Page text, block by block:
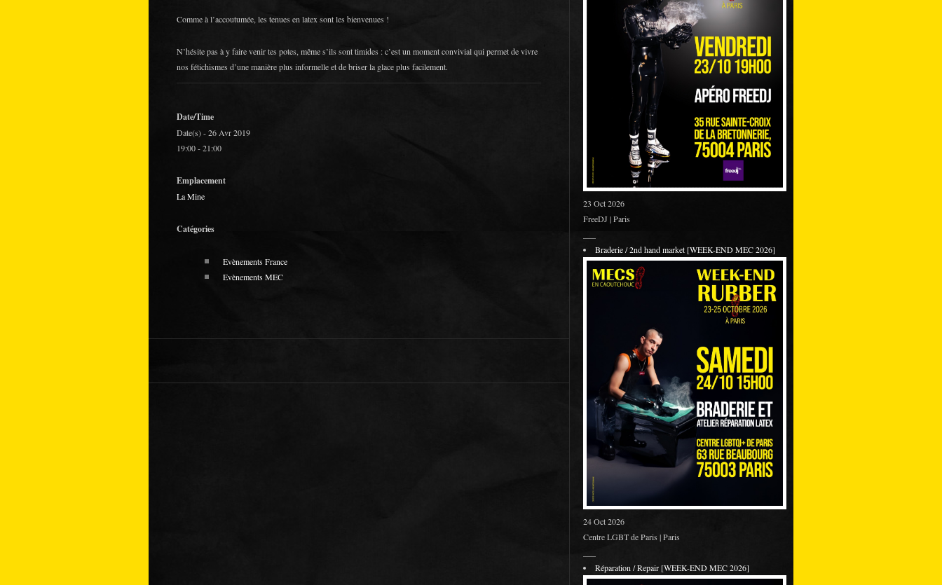
Comme à l’accoutumée, les tenues en latex sont les bienvenues !
N’hésite pas à y faire venir tes potes, même s’ils sont timides : c’est un moment convivial qui permet de vivre
nos fétichismes d’une manière plus informelle et de briser la glace plus facilement.
Date/Time
Date(s) - 26 Avr 2019
19:00 - 21:00
Emplacement
La Mine
Catégories
Evènements France
Evènements MEC
23 Oct 2026
FreeDJ | Paris
Braderie / 2nd hand market [WEEK-END MEC 2026]
24 Oct 2026
Centre LGBT de Paris | Paris
Réparation / Repair [WEEK-END MEC 2026]